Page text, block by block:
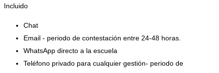
Incluido
Chat
Email - periodo de contestación entre 24-48 horas.
WhatsApp directo a la escuela
Teléfono privado para cualquier gestión- periodo de